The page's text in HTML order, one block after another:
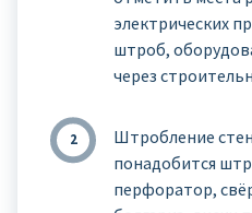
электрических
штроб,
через
Штробление
понадобится
перфоратор,